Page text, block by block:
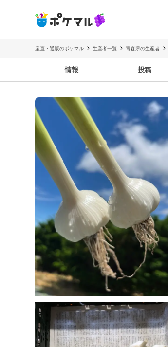
産直・通販のポケマル 生産者一覧 青森県の生産者
情報 投稿